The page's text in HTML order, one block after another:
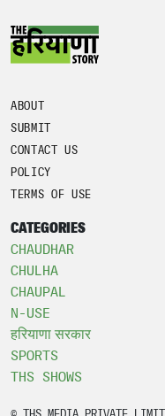
ABOUT
SUBMIT
CONTACT US
POLICY
TERMS OF USE
CATEGORIES
CHAUDHAR
CHULHA
CHAUPAL
N-USE
हरियाणा सरकार
SPORTS
THS SHOWS